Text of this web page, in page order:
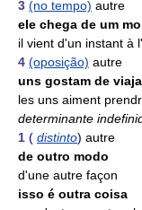
3 (no tempo) autre
ele chega de um
il vient d'un instant à
4 (oposição) autre
uns gostam de
les uns aiment
determinante
1 ( distinto) autre
de outro modo
d'une autre façon
isso é outra coisa